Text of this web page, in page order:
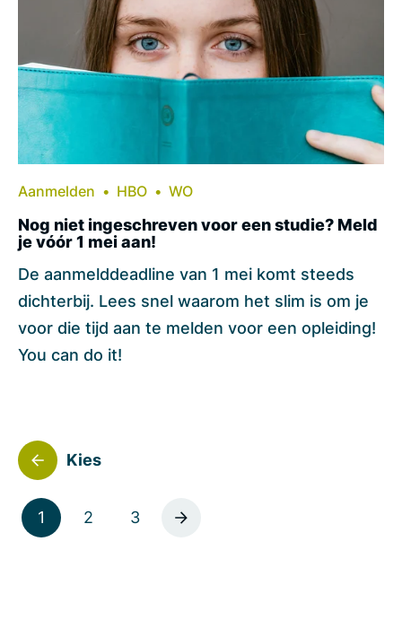
Aanmelden HBO WO
Nog niet ingeschreven voor een studie? Meld
je vóór 1 mei aan!
De aanmelddeadline van 1 mei komt steeds
dichterbij. Lees snel waarom het slim is om je
voor die tijd aan te melden voor een opleiding!
You can do it!
Kies
1 2 3